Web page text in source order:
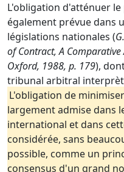
L'obligation d'atténuer
également prévue dans
législations nationales (
of Contract, A
Oxford, 1988, p. 179),
tribunal arbitral
L'obligation de
largement admise dans
international et dans
considérée, sans
possible, comme un
consensus d'un grand